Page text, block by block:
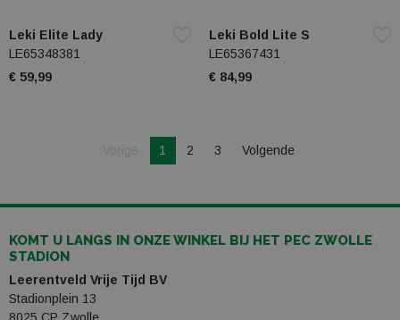
Leki Elite Lady
LE65348381
€ 59,99
Leki Bold Lite S
LE65367431
€ 84,99
Je bent op pagina
1 2 3 VolgendePagina
KOMT U LANGS IN ONZE WINKEL BIJ HET PEC ZWOLLE
STADION
Leerentveld Vrije Tijd BV
Stadionplein 13